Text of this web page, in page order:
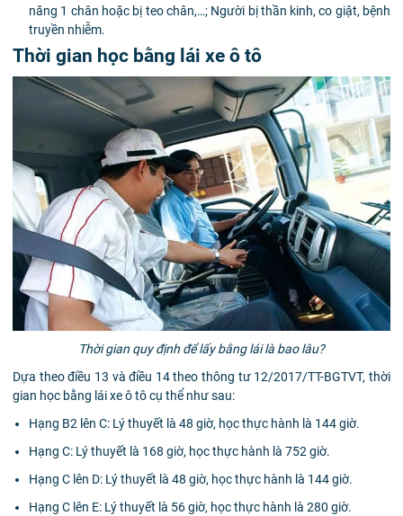
năng 1 chân hoặc bị teo chân,…; Người bị thần kinh, co giật, bệnh
truyền nhiễm.
Thời gian học bằng lái xe ô tô
Thời gian quy định để lấy bằng lái là bao lâu?
Dựa theo điều 13 và điều 14 theo thông tư 12/2017/TT-BGTVT, thời
gian học bằng lái xe ô tô cụ thể như sau:
Hạng B2 lên C: Lý thuyết là 48 giờ, học thực hành là 144 giờ.
Hạng C: Lý thuyết là 168 giờ, học thực hành là 752 giờ.
Hạng C lên D: Lý thuyết là 48 giờ, học thực hành là 144 giờ.
Hạng C lên E: Lý thuyết là 56 giờ, học thực hành là 280 giờ.